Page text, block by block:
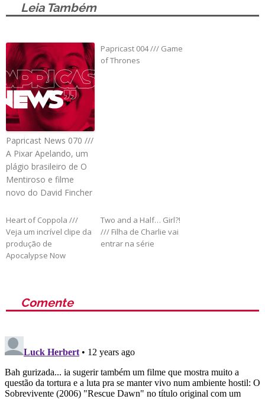
Leia Também
Papricast News 070 ///
A Pixar Apelando, um
plágio brasileiro de O
Mentiroso e filme
novo do David Fincher
Papricast 004 /// Game
of Thrones
Heart of Coppola ///
Veja um incrível clipe da
produção de
Apocalypse Now
Two and a Half… Girl?!
/// Filha de Charlie vai
entrar na série
Comente